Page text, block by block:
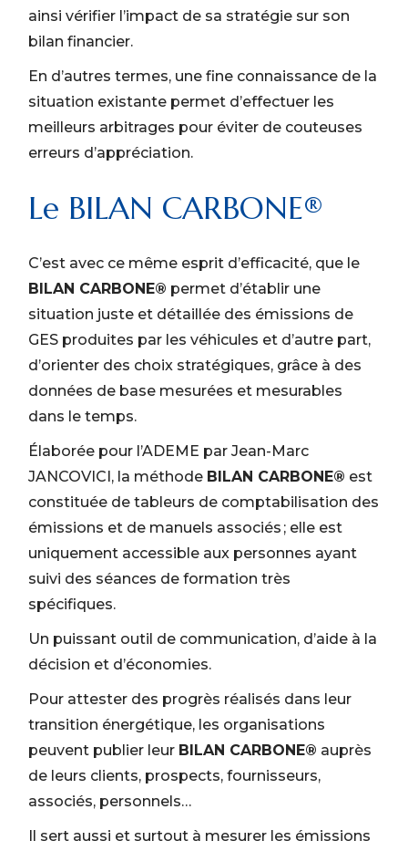
ainsi vérifier l’impact de sa stratégie sur son
bilan financier.
En d’autres termes, une fine connaissance de la
situation existante permet d’effectuer les
meilleurs arbitrages pour éviter de couteuses
erreurs d’appréciation.
Le BILAN CARBONE®
C’est avec ce même esprit d’efficacité, que le
BILAN CARBONE® permet d’établir une
situation juste et détaillée des émissions de
GES produites par les véhicules et d’autre part,
d’orienter des choix stratégiques, grâce à des
données de base mesurées et mesurables
dans le temps.
Élaborée pour l’ADEME par Jean-Marc
JANCOVICI, la méthode BILAN CARBONE® est
constituée de tableurs de comptabilisation des
émissions et de manuels associés ; elle est
uniquement accessible aux personnes ayant
suivi des séances de formation très
spécifiques.
Un puissant outil de communication, d’aide à la
décision et d’économies.
Pour attester des progrès réalisés dans leur
transition énergétique, les organisations
peuvent publier leur BILAN CARBONE® auprès
de leurs clients, prospects, fournisseurs,
associés, personnels…
Il sert aussi et surtout à mesurer les émissions